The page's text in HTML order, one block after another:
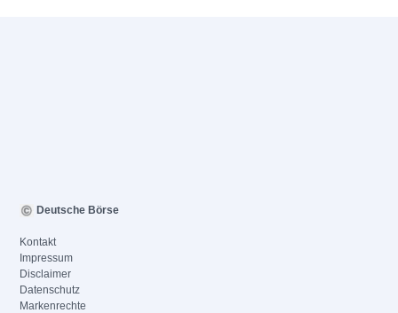
Deutsche Börse
Kontakt
Impressum
Disclaimer
Datenschutz
Markenrechte